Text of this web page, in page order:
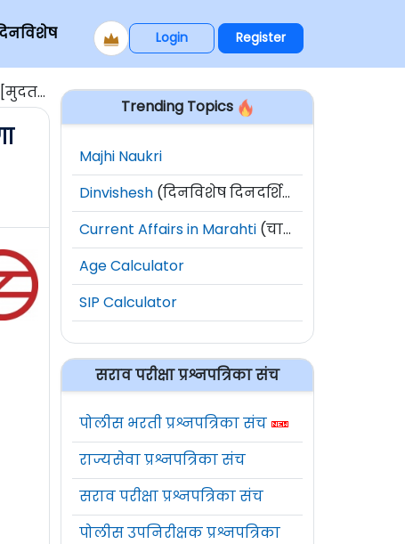
Login Register
Trending Topics
Majhi Naukri
Dinvishesh (दिनविशेष दिनदर्शिका)
Current Affairs in Marahti (चालू घडामोडी)
Age Calculator
SIP Calculator
सराव परीक्षा प्रश्नपत्रिका संच
पोलीस भरती प्रश्नपत्रिका संच
राज्यसेवा प्रश्नपत्रिका संच
सराव परीक्षा प्रश्नपत्रिका संच
पोलीस उपनिरीक्षक प्रश्नपत्रिका